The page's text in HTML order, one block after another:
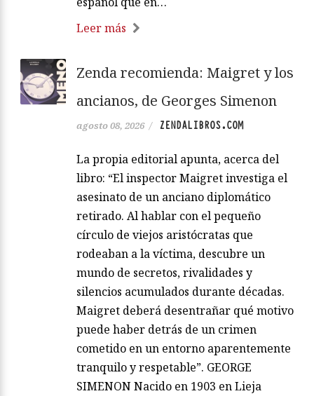
Leer más
Zenda recomienda: Maigret y los
ancianos, de Georges Simenon
agosto 08, 2026 / ZENDALIBROS.COM
La propia editorial apunta, acerca del
libro: “El inspector Maigret investiga el
asesinato de un anciano diplomático
retirado. Al hablar con el pequeño
círculo de viejos aristócratas que
rodeaban a la víctima, descubre un
mundo de secretos, rivalidades y
silencios acumulados durante décadas.
Maigret deberá desentrañar qué motivo
puede haber detrás de un crimen
cometido en un entorno aparentemente
tranquilo y respetable”. GEORGE
SIMENON Nacido en 1903 en Lieja